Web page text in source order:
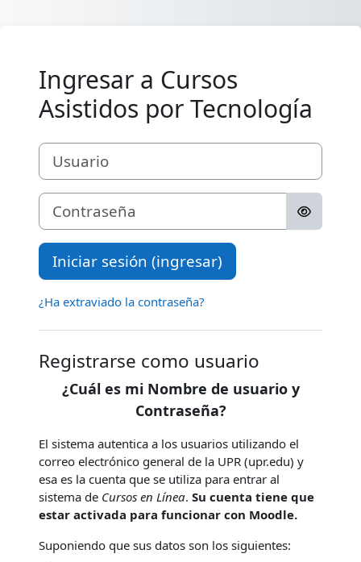
Ingresar a Cursos
Asistidos por Tecnología
Usuario
Contraseña
Iniciar sesión (ingresar)
¿Ha extraviado la contraseña?
Registrarse como usuario
¿Cuál es mi Nombre de usuario y
Contraseña?
El sistema autentica a los usuarios utilizando el
correo electrónico general de la UPR (upr.edu) y
esa es la cuenta que se utiliza para entrar al
sistema de Cursos en Línea. Su cuenta tiene que
estar activada para funcionar con Moodle.
Suponiendo que sus datos son los siguientes: